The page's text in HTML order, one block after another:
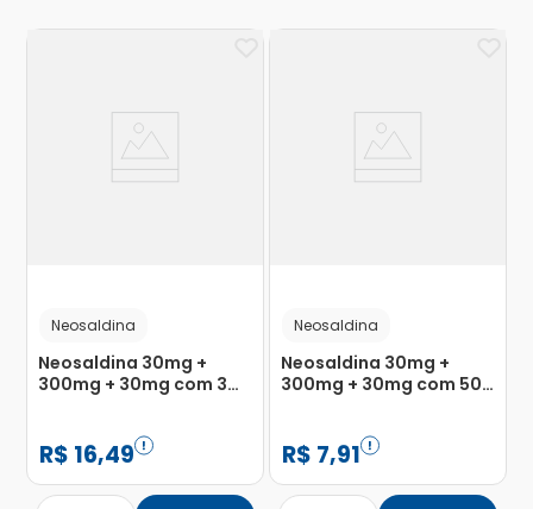
Neosaldina
Neosaldina 30mg +
300mg + 30mg com 3
R$ 16,49
Neosaldina
Neosaldina 30mg +
300mg + 30mg com 50
R$ 7,91